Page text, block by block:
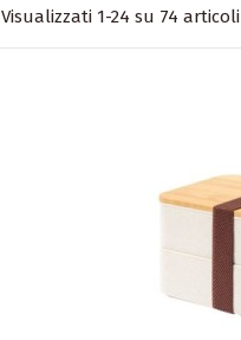
Visualizzati 1-24 su 74 articoli